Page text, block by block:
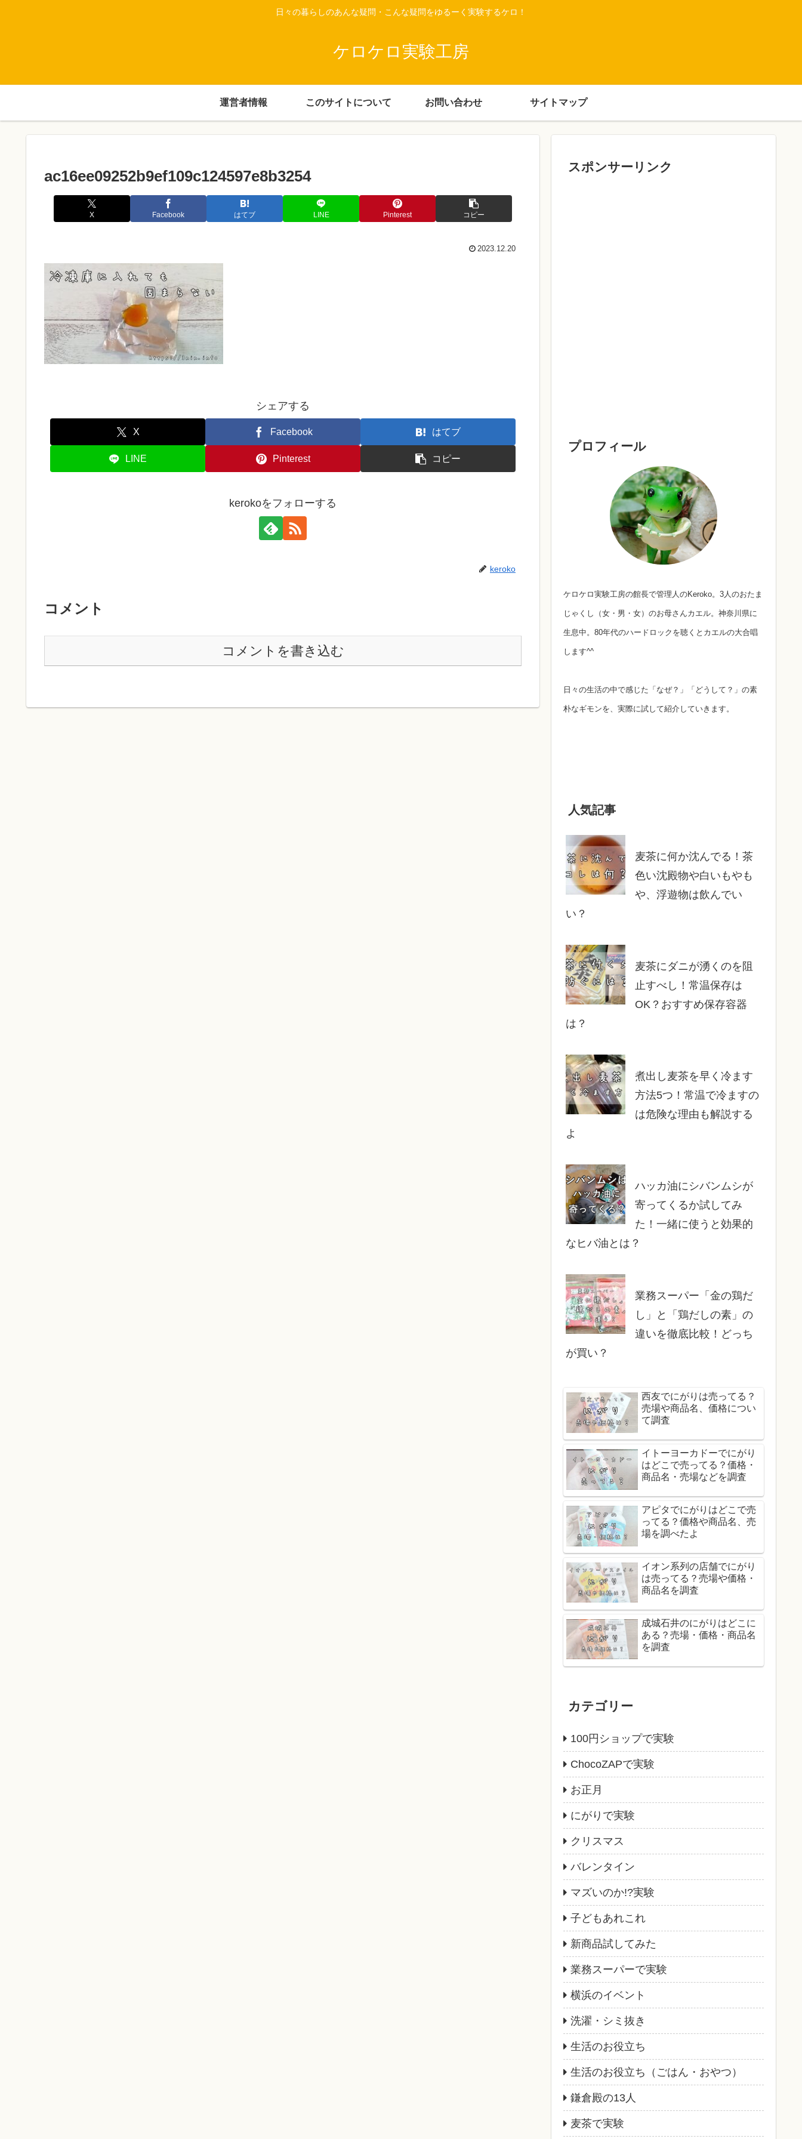
日々の暮らしのあんな疑問・こんな疑問をゆるーく実験するケロ！
ケロケロ実験工房
運営者情報 このサイトについて お問い合わせ サイトマップ
ac16ee09252b9ef109c124597e8b3254
X Facebook はてブ LINE Pinterest コピー
2023.12.20
シェアする
X Facebook はてブ
LINE Pinterest コピー
kerokoをフォローする
keroko
コメント
コメントを書き込む
スポンサーリンク
プロフィール
ケロケロ実験工房の館長で管理人のKeroko。3人のおたま
じゃくし（女・男・女）のお母さんカエル。神奈川県に
生息中。80年代のハードロックを聴くとカエルの大合唱
します^^
日々の生活の中で感じた「なぜ？」「どうして？」の素
朴なギモンを、実際に試して紹介していきます。
人気記事
麦茶に何か沈んでる！茶
色い沈殿物や白いもやも
や、浮遊物は飲んでい
い？
麦茶にダニが湧くのを阻
止すべし！常温保存は
OK？おすすめ保存容器
は？
煮出し麦茶を早く冷ます
方法5つ！常温で冷ますの
は危険な理由も解説する
よ
ハッカ油にシバンムシが
寄ってくるか試してみ
た！一緒に使うと効果的
なヒバ油とは？
業務スーパー「金の鶏だ
し」と「鶏だしの素」の
違いを徹底比較！どっち
が買い？
西友でにがりは売ってる？
売場や商品名、価格につい
て調査
イトーヨーカドーでにがり
はどこで売ってる？価格・
商品名・売場などを調査
アピタでにがりはどこで売
ってる？価格や商品名、売
場を調べたよ
イオン系列の店舗でにがり
は売ってる？売場や価格・
商品名を調査
成城石井のにがりはどこに
ある？売場・価格・商品名
を調査
カテゴリー
100円ショップで実験
ChocoZAPで実験
お正月
にがりで実験
クリスマス
バレンタイン
マズいのか!?実験
子どもあれこれ
新商品試してみた
業務スーパーで実験
横浜のイベント
洗濯・シミ抜き
生活のお役立ち
生活のお役立ち（ごはん・おやつ）
鎌倉殿の13人
麦茶で実験